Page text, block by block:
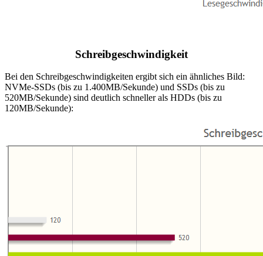
Schreibgeschwindigkeit
Bei den Schreibgeschwindigkeiten ergibt sich ein ähnliches Bild:
NVMe-SSDs (bis zu 1.400MB/Sekunde) und SSDs (bis zu
520MB/Sekunde) sind deutlich schneller als HDDs (bis zu
120MB/Sekunde):